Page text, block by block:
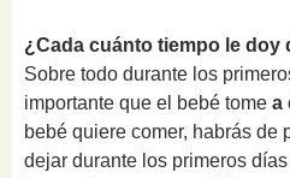
¿Cada cuánto tiempo le doy
Sobre todo durante los
importante que el bebé tome a
bebé quiere comer, habrás de
dejar durante los primeros